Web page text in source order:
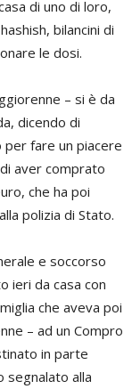
di uno di loro,
bilancini di
le dosi.
– si è da
dicendo di
fare un piacere
aver comprato
che ha poi
polizia di Stato.
e soccorso
ieri da casa con
che aveva poi
– ad un Compro
in parte
segnalato alla